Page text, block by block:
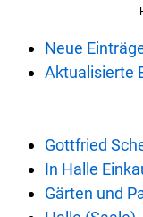
Neue
Aktualisierte
Gottfried
In Halle
Gärten und